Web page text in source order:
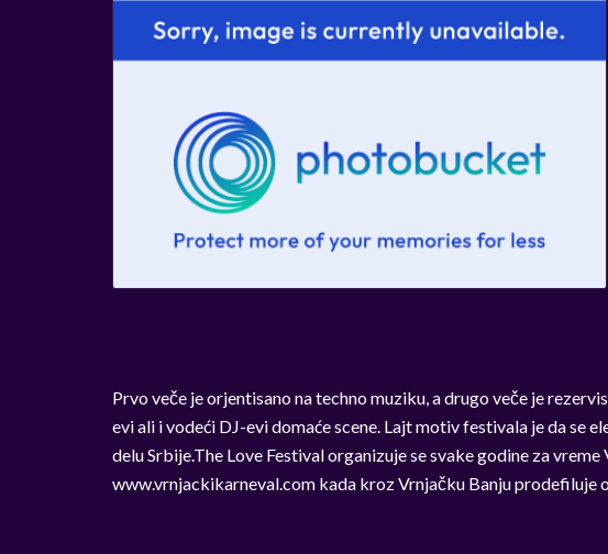
Prvo veče je orjentisano na techno muziku, a drugo veče je
evi ali i vodeći DJ-evi domaće scene. Lajt motiv festivala je da se
delu Srbije.The Love Festival organizuje se svake godine za
www.vrnjackikarneval.com kada kroz Vrnjačku Banju prodefiluje